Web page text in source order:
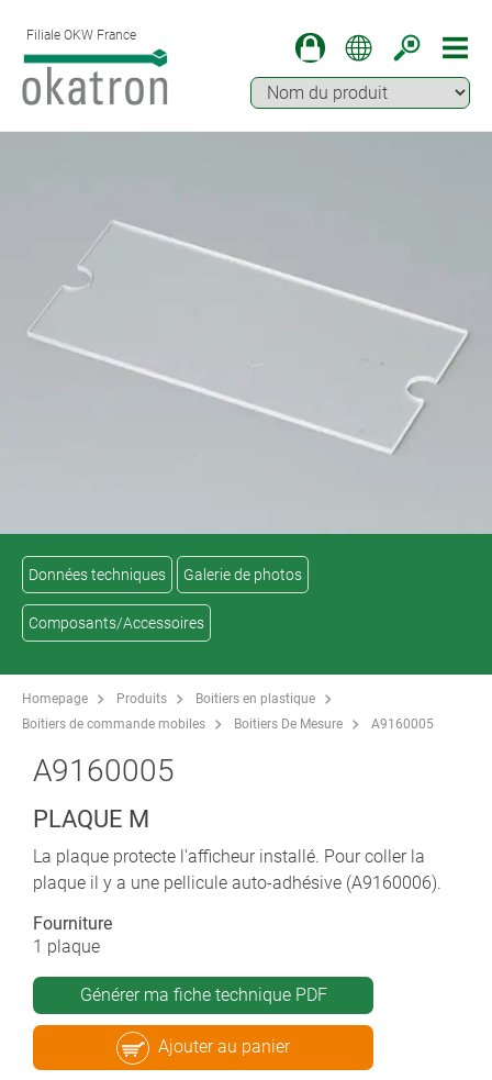
Filiale OKW France
Données techniques Galerie de photos
Composants/Accessoires
Homepage Produits
Boitiers en plastique
Boitiers de commande mobiles
Boitiers De Mesure A9160005
A9160005
PLAQUE M
La plaque protecte l'afficheur installé. Pour coller la
plaque il y a une pellicule auto-adhésive (A9160006).
Fourniture
1 plaque
Générer ma fiche technique PDF
Ajouter au panier